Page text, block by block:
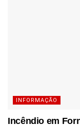
INFORMAÇÃO
Incêndio em